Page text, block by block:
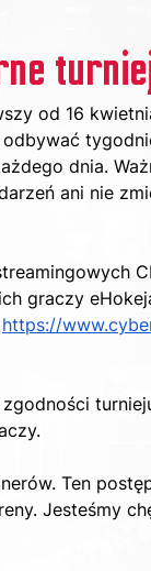
od 16
dnia.
ani nie
graczy
https://
Ten
Jesteśmy